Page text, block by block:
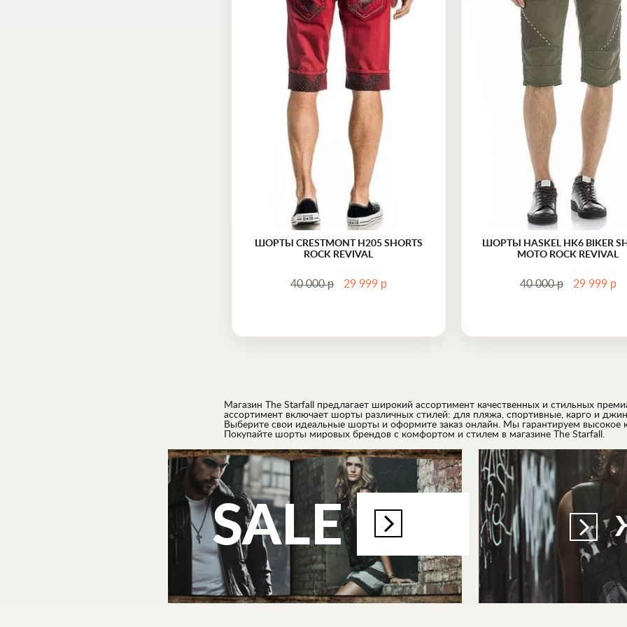
ШОРТЫ CRESTMONT H205 SHORTS
ROCK REVIVAL
40 000р 29 999 р
29 (44-46)
ШОРТЫ HASKEL HK6 BIKER
MOTO ROCK REVIVAL
40 000р 29 999 р
30 (46)
Магазин The Starfall предлагает широкий ассортимент качественных и стильных
ассортимент включает шорты различных стилей: для пляжа, спортивные, карго и
Выберите свои идеальные шорты и оформите заказ онлайн. Мы гарантируем высокое
Покупайте шорты мировых брендов с комфортом и стилем в магазине The Starfall.
SALE